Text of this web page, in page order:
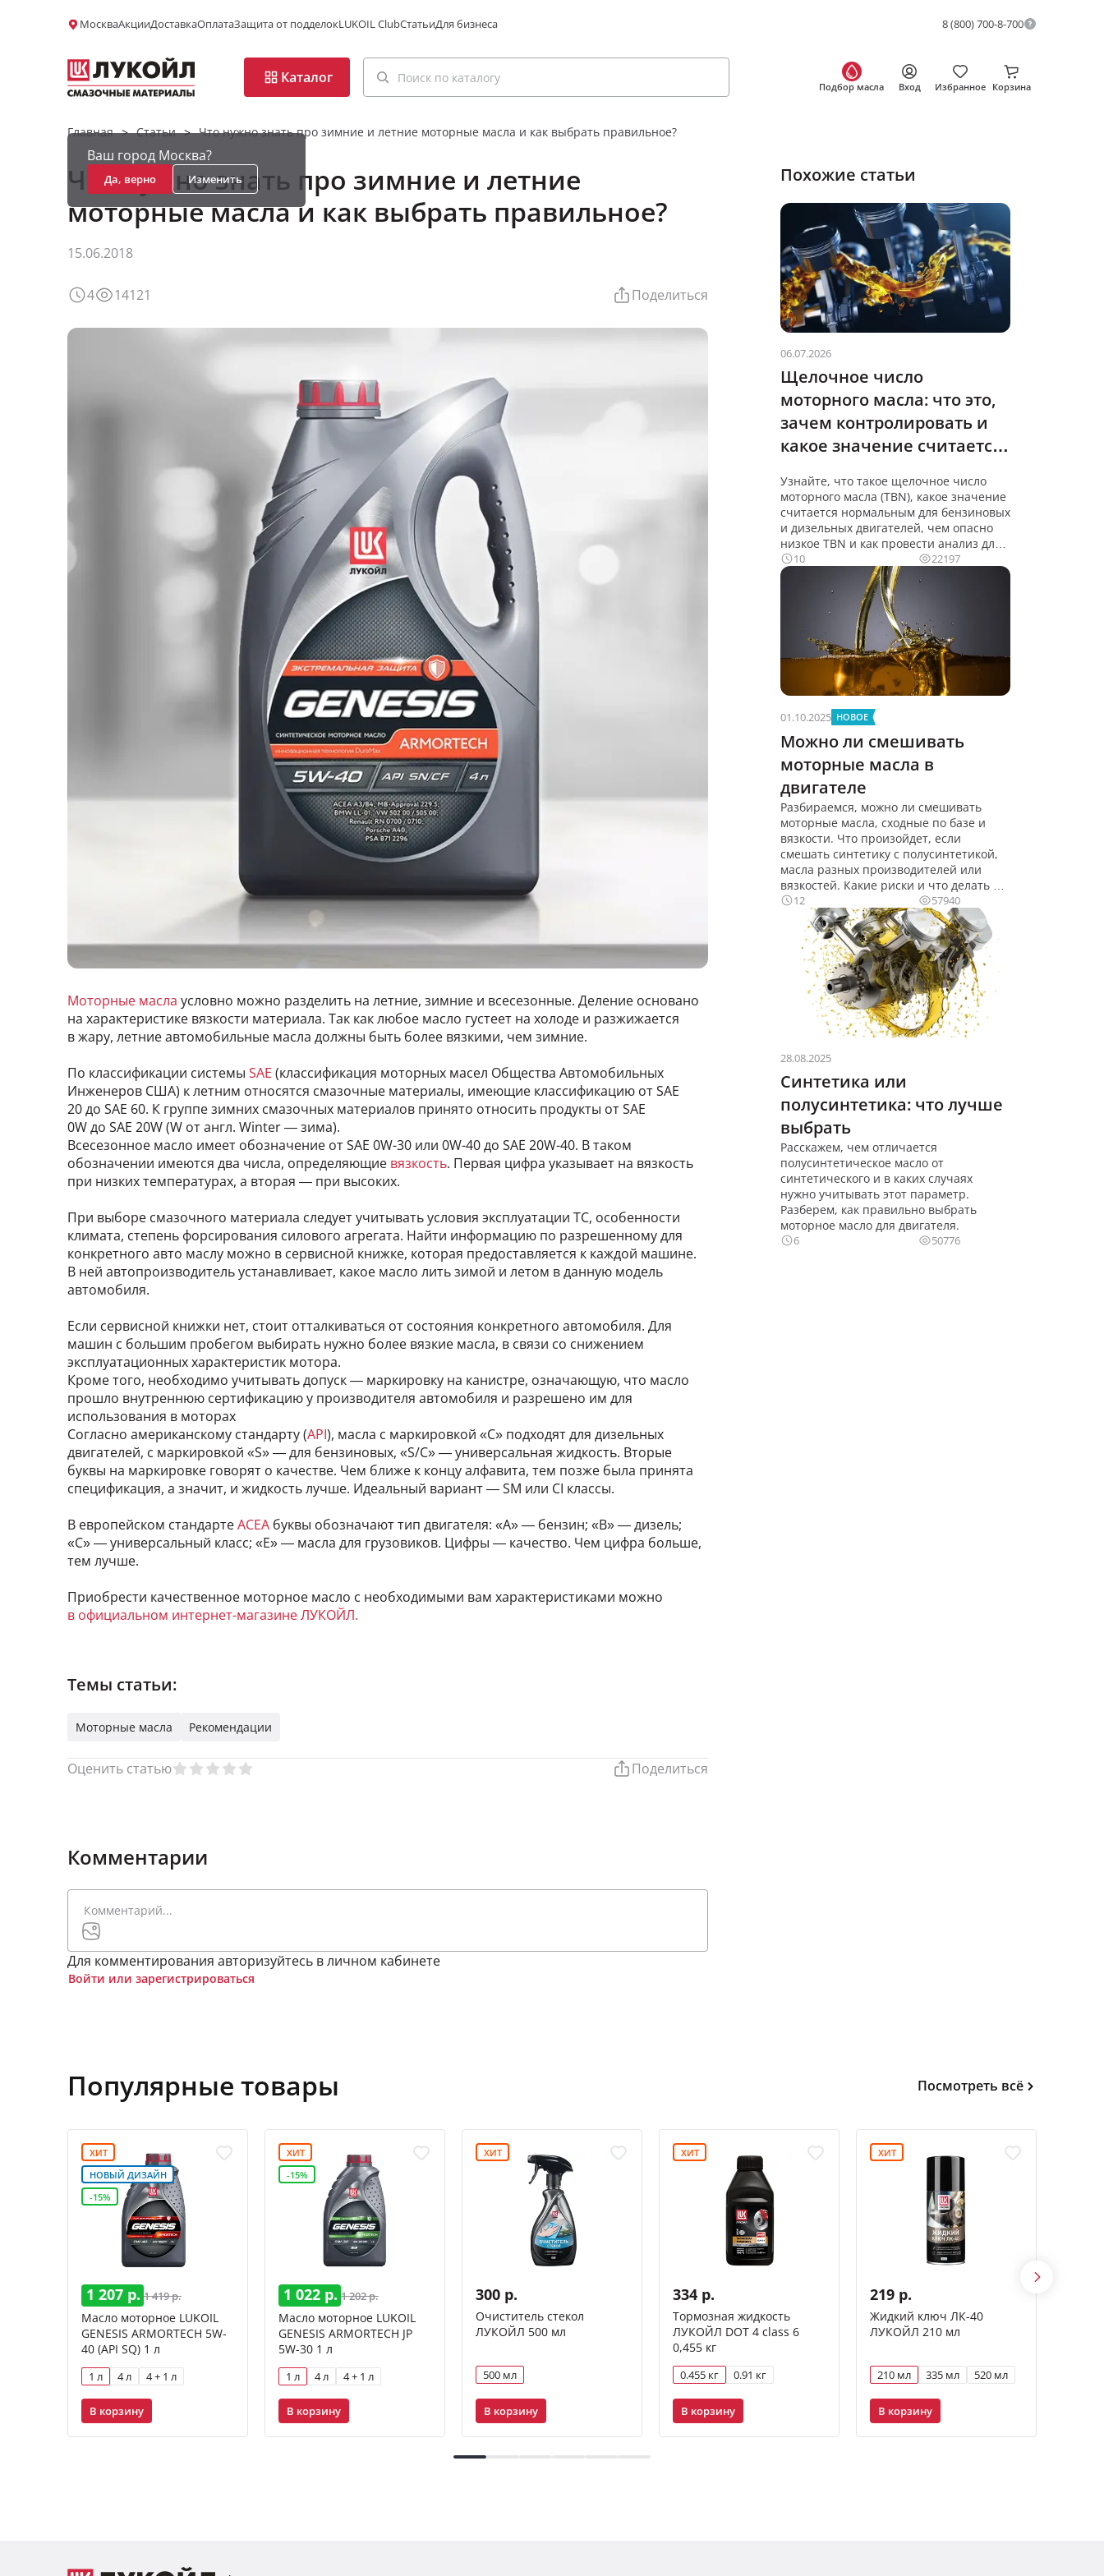
МоскваАкцииДоставкаОплатаЗащита от подделокLUKOIL ClubСтатьиДля бизнеса 8 (800) 700-8-700
Каталог
Подбор масла Вход Избранное Корзина
Ваш город Москва?
Да, верно Изменить
Главная > Статьи > Что нужно знать про зимние и летние моторные масла и как выбрать правильное?
Что нужно знать про зимние и летние
моторные масла и как выбрать правильное?
15.06.2018
4 14121 Поделиться
Моторные масла условно можно разделить на летние, зимние и всесезонные. Деление основано
на характеристике вязкости материала. Так как любое масло густеет на холоде и разжижается
в жару, летние автомобильные масла должны быть более вязкими, чем зимние.
По классификации системы SAE (классификация моторных масел Общества Автомобильных
Инженеров США) к летним относятся смазочные материалы, имеющие классификацию от SAE
20 до SAE 60. К группе зимних смазочных материалов принято относить продукты от SAE
0W до SAE 20W (W от англ. Winter — зима).
Всесезонное масло имеет обозначение от SAE 0W-30 или 0W-40 до SAE 20W-40. В таком
обозначении имеются два числа, определяющие вязкость. Первая цифра указывает на вязкость
при низких температурах, а вторая — при высоких.
При выборе смазочного материала следует учитывать условия эксплуатации ТС, особенности
климата, степень форсирования силового агрегата. Найти информацию по разрешенному для
конкретного авто маслу можно в сервисной книжке, которая предоставляется к каждой машине.
В ней автопроизводитель устанавливает, какое масло лить зимой и летом в данную модель
автомобиля.
Если сервисной книжки нет, стоит отталкиваться от состояния конкретного автомобиля. Для
машин с большим пробегом выбирать нужно более вязкие масла, в связи со снижением
эксплуатационных характеристик мотора.
Кроме того, необходимо учитывать допуск — маркировку на канистре, означающую, что масло
прошло внутреннюю сертификацию у производителя автомобиля и разрешено им для
использования в моторах
Согласно американскому стандарту (API), масла с маркировкой «C» подходят для дизельных
двигателей, с маркировкой «S» — для бензиновых, «S/C» — универсальная жидкость. Вторые
буквы на маркировке говорят о качестве. Чем ближе к концу алфавита, тем позже была принята
спецификация, а значит, и жидкость лучше. Идеальный вариант — SM или CI классы.
В европейском стандартеACEA буквы обозначают тип двигателя: «A» — бензин; «B» — дизель;
«C» — универсальный класс; «E» — масла для грузовиков. Цифры — качество. Чем цифра больше,
тем лучше.
Приобрести качественное моторное масло с необходимыми вам характеристиками можно
в официальном интернет-магазине ЛУКОЙЛ.
Темы статьи:
Моторные масла Рекомендации
Оценить статью Поделиться
Комментарии
Для комментирования авторизуйтесь в личном кабинете
Войти или зарегистрироваться
Похожие статьи
06.07.2026
Щелочное число
моторного масла: что это,
зачем контролировать и
какое значение считается
Узнайте, что такое щелочное число
моторного масла (TBN), какое значение
считается нормальным для бензиновых
и дизельных двигателей, чем опасно
низкое TBN и как провести анализ для
10 22197
01.10.2025 НОВОЕ
Можно ли смешивать
моторные масла в
двигателе
Разбираемся, можно ли смешивать
моторные масла, сходные по базе и
вязкости. Что произойдет, если
смешать синтетику с полусинтетикой,
масла разных производителей или
вязкостей. Какие риски и что делать в
экстренной ситуации.
12 57940
28.08.2025
Синтетика или
полусинтетика: что лучше
выбрать
Расскажем, чем отличается
полусинтетическое масло от
синтетического и в каких случаях
нужно учитывать этот параметр.
Разберем, как правильно выбрать
моторное масло для двигателя.
6 50776
Популярные товары Посмотреть всё
ХИТ
НОВЫЙ ДИЗАЙН
-15%
1 207 р. 1 419 р.
Масло моторное LUKOIL
GENESIS ARMORTECH 5W-
40 (API SQ) 1 л
1 л 4 л 4 + 1 л
В корзину
ХИТ
-15%
1 022 р. 1 202 р.
Масло моторное LUKOIL
GENESIS ARMORTECH JP
5W-30 1 л
1 л 4 л 4 + 1 л
В корзину
ХИТ
300 р.
Очиститель стекол
ЛУКОЙЛ 500 мл
500 мл
В корзину
ХИТ
334 р.
Тормозная жидкость
ЛУКОЙЛ DOT 4 class 6
0,455 кг
0.455 кг 0.91 кг
В корзину
ХИТ
219 р.
Жидкий ключ ЛК-40
ЛУКОЙЛ 210 мл
210 мл 335 мл 520 мл
В корзину